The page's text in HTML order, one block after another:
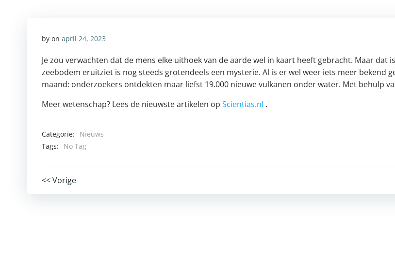
by on april 24, 2023
Je zou verwachten dat de mens elke uithoek van de aarde wel in kaart heeft gebracht. Maar dat
zeebodem eruitziet is nog steeds grotendeels een mysterie. Al is er wel weer iets meer bekend
maand: onderzoekers ontdekten maar liefst 19.000 nieuwe vulkanen onder water. Met behulp
Meer wetenschap? Lees de nieuwste artikelen op Scientias.nl .
Categorie:
Nieuws
Tags:
No Tag
Post
<< Vorige